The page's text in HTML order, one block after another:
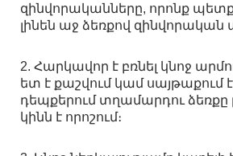
զինվորականները, որոնք
լինեն աջ ձեռքով
2. Հարկավոր է բռնել կնոջ
ետ է քաշվում կամ սայթաքում
դեպքերում տղամարդու ձեռքը
կինն է որոշում։